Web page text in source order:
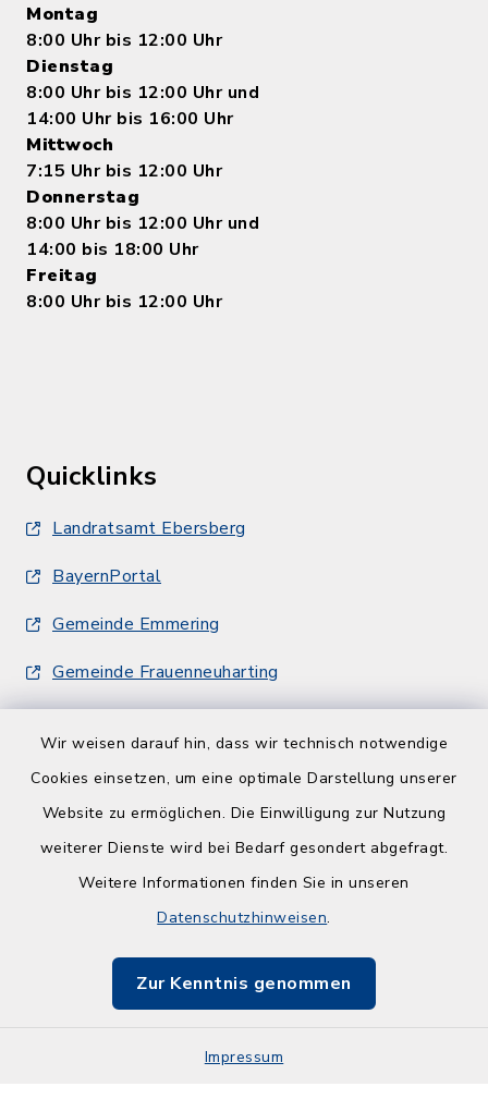
Wir weisen darauf hin, dass wir technisch notwendige
Cookies einsetzen, um eine optimale Darstellung unserer
Website zu ermöglichen. Die Einwilligung zur Nutzung
weiterer Dienste wird bei Bedarf gesondert abgefragt.
Weitere Informationen finden Sie in unseren
Datenschutzhinweisen.
Zur Kenntnis genommen
Impressum
Montag
8:00 Uhr bis 12:00 Uhr
Dienstag
8:00 Uhr bis 12:00 Uhr und
14:00 Uhr bis 16:00 Uhr
Mittwoch
7:15 Uhr bis 12:00 Uhr
Donnerstag
8:00 Uhr bis 12:00 Uhr und
14:00 bis 18:00 Uhr
Freitag
8:00 Uhr bis 12:00 Uhr
Quicklinks
Landratsamt Ebersberg
BayernPortal
Gemeinde Emmering
Gemeinde Frauenneuharting
Barrierefreiheit
Impressum
Sitemap